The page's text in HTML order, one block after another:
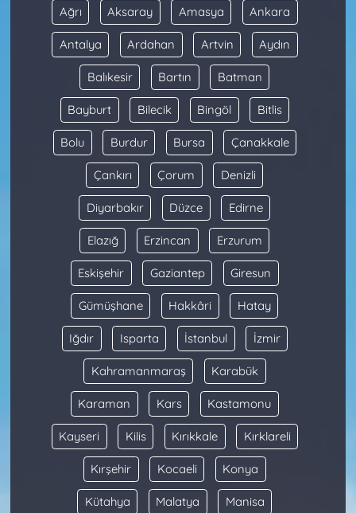
Ağrı Aksaray Amasya Ankara
Antalya Ardahan Artvin Aydın
Balıkesir Bartın Batman
Bayburt Bilecik Bingöl Bitlis
Bolu Burdur Bursa Çanakkale
Çankırı Çorum Denizli
Diyarbakır Düzce Edirne
Elazığ Erzincan Erzurum
Eskişehir Gaziantep Giresun
Gümüşhane Hakkâri Hatay
Iğdır Isparta İstanbul İzmir
Kahramanmaraş Karabük
Karaman Kars Kastamonu
Kayseri Kilis Kırıkkale Kırklareli
Kırşehir Kocaeli Konya
Kütahya Malatya Manisa